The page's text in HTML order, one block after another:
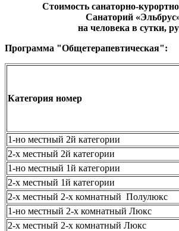
Стоимость санаторно-
Санаторий
на человека в сутки,
Программа "Общетерапевтическая":
Категория номер
1-но местный 2й категории
2-х местный 2й категории
1-но местный 1й категории
2-х местный 1й категории
2-х местный 2-х комнатный Полулюкс
1-но местный 2-х комнатный Люкс
2-х местный 2-х комнатный Люкс